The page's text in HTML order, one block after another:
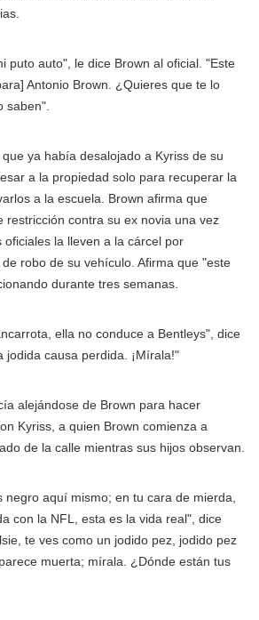
puto auto", le dice Brown al oficial. "Este
Antonio Brown. ¿Quieres que te lo
saben".
ya había desalojado a Kyriss de su
a la propiedad solo para recuperar la
a la escuela. Brown afirma que
restricción contra su ex novia una vez
oficiales la lleven a la cárcel por
robo de su vehículo. Afirma que "este
durante tres semanas.
ella no conduce a Bentleys", dice
jodida causa perdida. ¡Mírala!"
alejándose de Brown para hacer
Kyriss, a quien Brown comienza a
de la calle mientras sus hijos observan.
negro aquí mismo; en tu cara de mierda,
con la NFL, esta es la vida real", dice
te ves como un jodido pez, jodido pez
muerta; mírala. ¿Dónde están tus